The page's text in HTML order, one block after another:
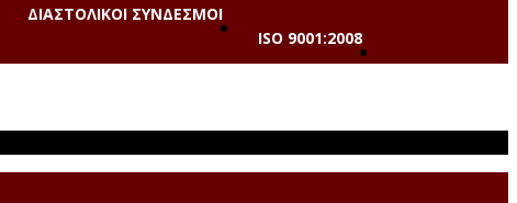
ΔΙΑΣΤΟΛΙΚΟΙ ΣΥΝΔΕΣΜΟΙ
ISO 9001:2008